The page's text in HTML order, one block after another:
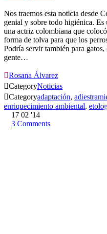
Nos traemos esta noticia desde
genial y sobre todo higiénica.
una actriz colombiana que
forma de tolva para que los
Podría servir también para
gente…
Rosana Álvarez
CategoryNoticias
Categoryadaptación,
enriquecimiento ambiental,
17 02 '14
3 Comments